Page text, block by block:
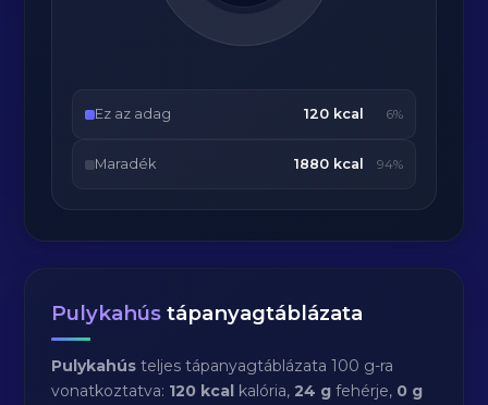
Ez az adag 120 kcal 6%
Maradék 1880 kcal 94%
Pulykahús tápanyagtáblázata
Pulykahús teljes tápanyagtáblázata 100 g-ra
vonatkoztatva: 120 kcal kalória,24 g fehérje, 0 g